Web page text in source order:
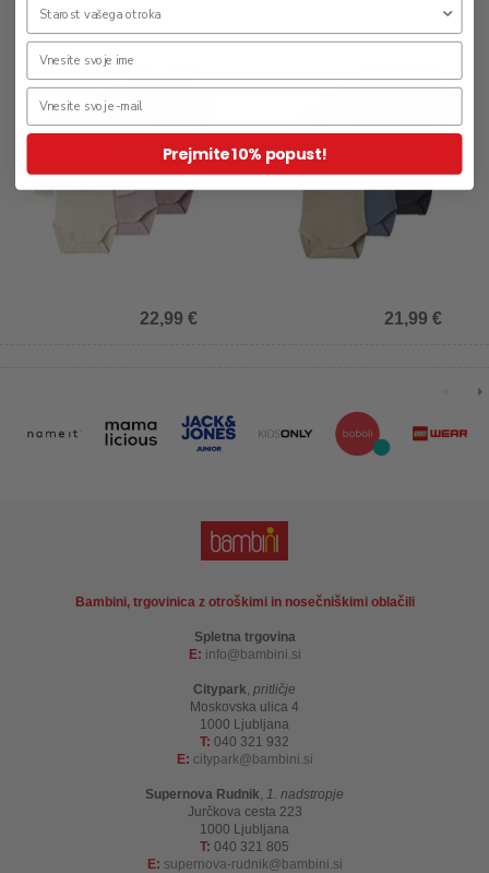
22,99 € 21,99 €
Bambini, trgovinica z otroškimi in nosečniškimi oblačili
Spletna trgovina
E: info bambini.si
Citypark, pritličje
Moskovska ulica 4
1000 Ljubljana
T: 040 321 932
E: citypark bambini.si
Supernova Rudnik, 1. nadstropje
Jurčkova cesta 223
1000 Ljubljana
T: 040 321 805
E: supernova-rudnik bambini.si
Prejmite 10% popust!